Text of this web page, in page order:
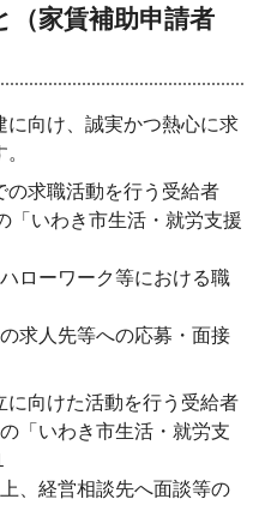
（家賃補助申請者
向け、誠実かつ熱心に求
求職活動を行う受給者
わき市生活・就労支援
ーワーク等における職
人先等への応募・面接
向けた活動を行う受給者
いわき市生活・就労支
経営相談先へ面談等の